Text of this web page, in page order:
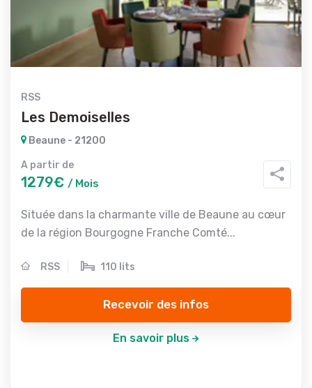
RSS
Les Demoiselles
Beaune - 21200
A partir de
1279€ / Mois
Située dans la charmante ville de Beaune au cœur
de la région Bourgogne Franche Comté...
RSS 110 lits
Recevoir des infos
En savoir plus